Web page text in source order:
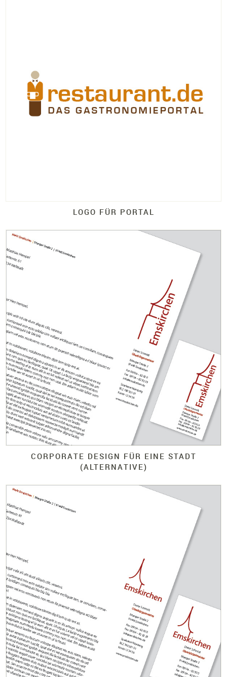
LOGO FÜR PORTAL
CORPORATE DESIGN FÜR EINE STADT
(ALTERNATIVE)